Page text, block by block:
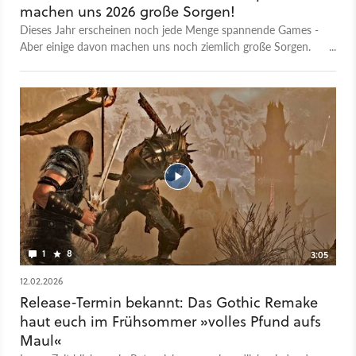
machen uns 2026 große Sorgen!
Dieses Jahr erscheinen noch jede Menge spannende Games -
Aber einige davon machen uns noch ziemlich große Sorgen.
Entwicklungsgeschichte dahiner. Aber seht selbst. Dies sind
unsere größten Gaming Sorgenkinder 2026, ob auf dem PC
via Steam und Epic, oder auf PlayStation 5, der Xbox Series
oder sogar der Nintendo Switch 2. 00:00 Intro 00:19
Greedfall: The Dying World 01:24 John Carpenter's Toxic
Commando 04:02 Crimson Desert 05:27 Screamer 07:30 Life
is Strange: Reunion 09:00 Pragmata 10:46 Directive 8020
12:02 007 First Light 13:53 Gothic 1 Remake 15:08 Control
Resonant 16:42 Zero Parades: For Dead Spies 19:06 Outro
1 8
3:05
12.02.2026
Release-Termin bekannt: Das Gothic Remake
haut euch im Frühsommer »volles Pfund aufs
Maul«